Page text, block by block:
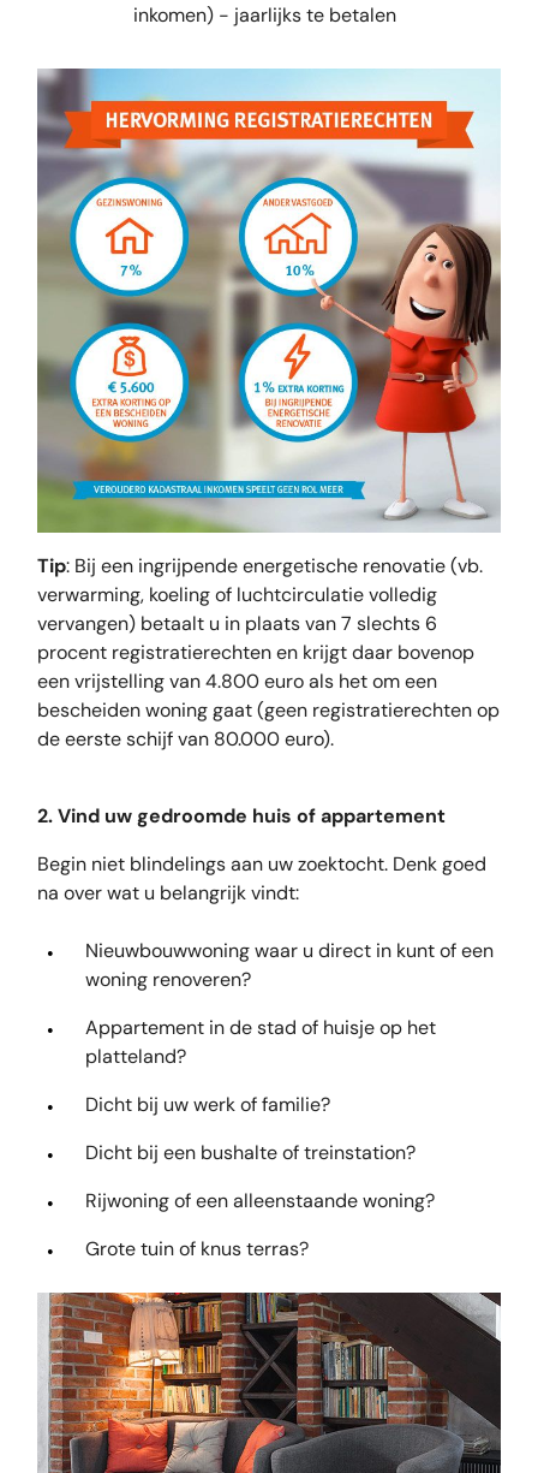
inkomen) - jaarlijks te betalen
Tip: Bij een ingrijpende energetische renovatie (vb.
verwarming, koeling of luchtcirculatie volledig
vervangen) betaalt u in plaats van 7 slechts 6
procent registratierechten en krijgt daar bovenop
een vrijstelling van 4.800 euro als het om een
bescheiden woning gaat (geen registratierechten op
de eerste schijf van 80.000 euro).
2. Vind uw gedroomde huis of appartement
Begin niet blindelings aan uw zoektocht. Denk goed
na over wat u belangrijk vindt:
Nieuwbouwwoning waar u direct in kunt of een
woning renoveren?
Appartement in de stad of huisje op het
platteland?
Dicht bij uw werk of familie?
Dicht bij een bushalte of treinstation?
Rijwoning of een alleenstaande woning?
Grote tuin of knus terras?